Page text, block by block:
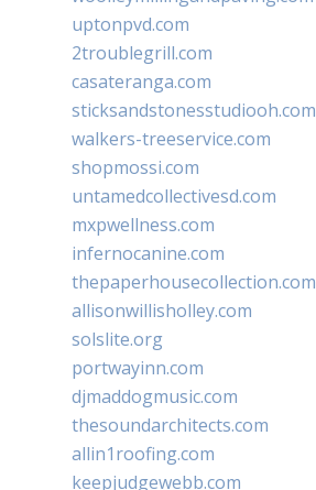
uptonpvd.com
2troublegrill.com
casateranga.com
sticksandstonesstudiooh.com
walkers-treeservice.com
shopmossi.com
untamedcollectivesd.com
mxpwellness.com
infernocanine.com
thepaperhousecollection.com
allisonwillisholley.com
solslite.org
portwayinn.com
djmaddogmusic.com
thesoundarchitects.com
allin1roofing.com
keepjudgewebb.com